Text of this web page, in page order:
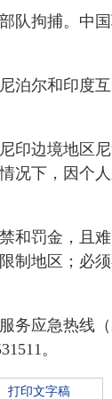
队拘捕。中
泊尔和印度
印边境地区
况下，因个
和罚金，且
制地区；必
务应急热线（
。
打印文字稿